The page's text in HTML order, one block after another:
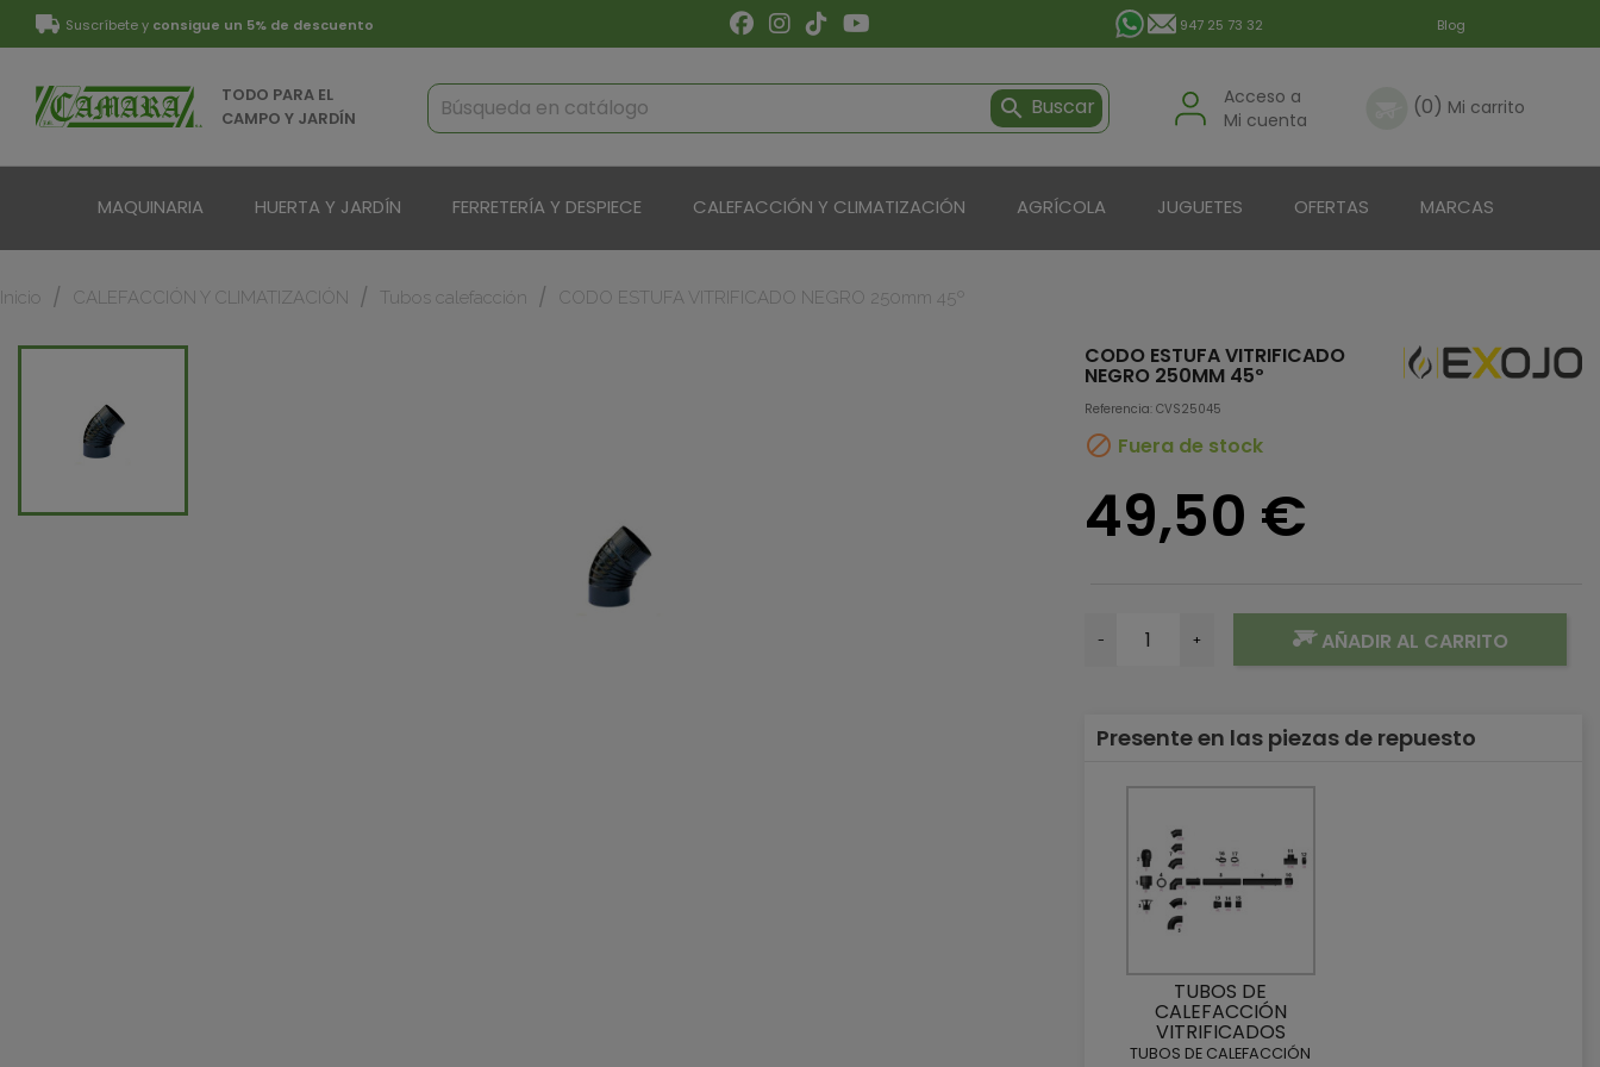
Suscríbete y consigue un 5% de descuento 947 25 73 32 Blog
TODO PARA EL
CAMPO Y JARDÍN
 Buscar
Acceso a
Mi cuenta
(0) Mi carrito
MAQUINARIA HUERTA Y JARDÍN FERRETERÍA Y DESPIECE CALEFACCIÓN Y CLIMATIZACIÓN AGRÍCOLA JUGUETES OFERTAS MARCAS
Inicio CALEFACCIÓN Y CLIMATIZACIÓN Tubos calefacción CODO ESTUFA VITRIFICADO NEGRO 250mm 45º
CODO ESTUFA VITRIFICADO
NEGRO 250MM 45º
Referencia: CVS25045
 Fuera de stock
49,50 €
- + AÑADIR AL CARRITO
Presente en las piezas de repuesto
TUBOS DE
CALEFACCIÓN
VITRIFICADOS
TUBOS DE CALEFACCIÓN